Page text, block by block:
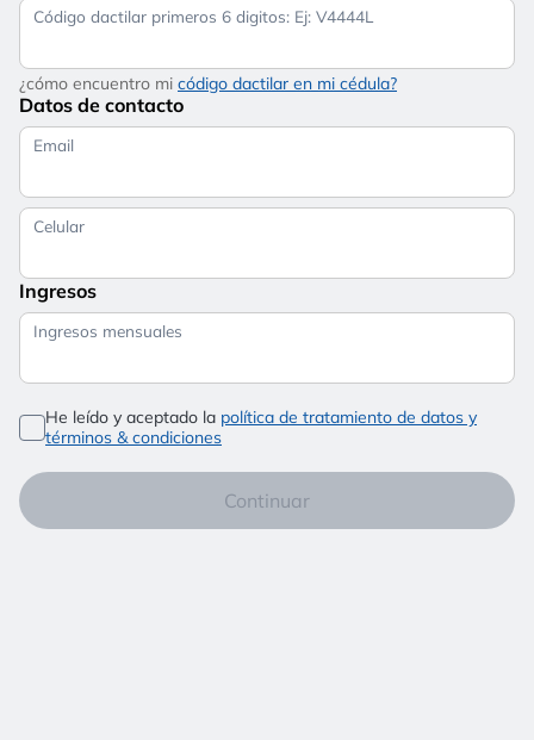
Código dactilar primeros 6 digitos: Ej: V4444L
¿cómo encuentro mi código dactilar en mi cédula?
Datos de contacto
Email
Celular
Ingresos
Ingresos mensuales
He leído y aceptado la política de tratamiento de datos y
términos & condiciones
Continuar